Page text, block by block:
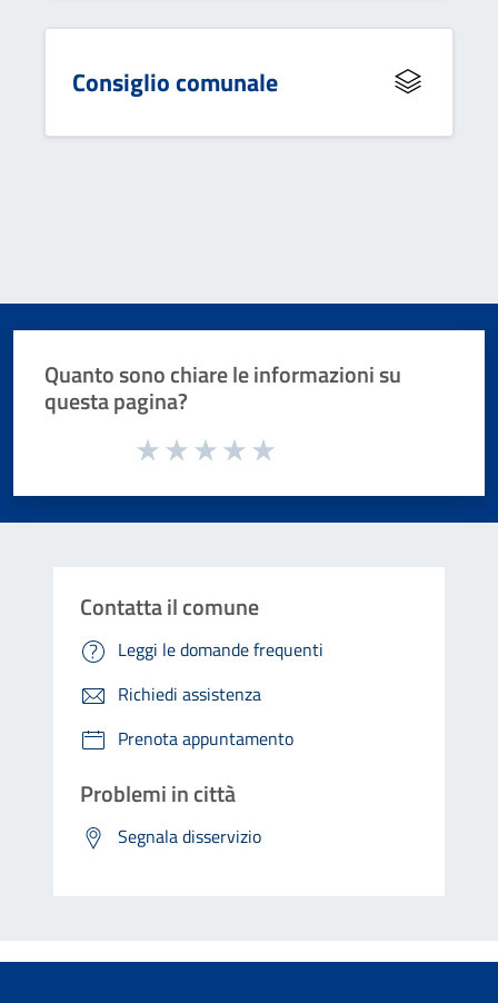
Consiglio comunale
Quanto sono chiare le informazioni su
questa pagina?
Valuta da 1 a 5 stelle la pagina
Contatta il comune
Leggi le domande frequenti
Richiedi assistenza
Prenota appuntamento
Problemi in città
Segnala disservizio